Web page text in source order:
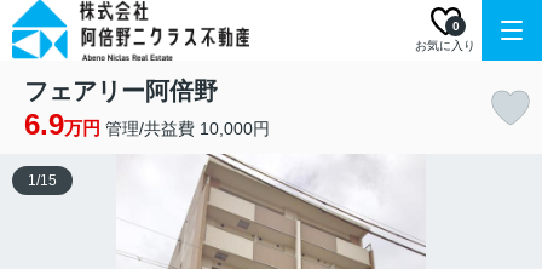
お気に入り
0
フェアリー阿倍野
6.9万円 管理/共益費 10,000円
1/15